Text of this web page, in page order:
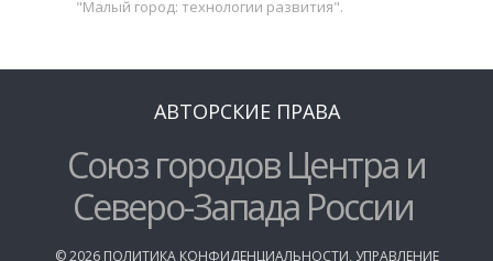
"Малый город: технологии развития".
АВТОРСКИЕ ПРАВА
Союз городов Центра и
Северо-Запада России
©2026 ПОЛИТИКА КОНФИДЕНЦИАЛЬНОСТИ, УПРАВЛЕНИЕ